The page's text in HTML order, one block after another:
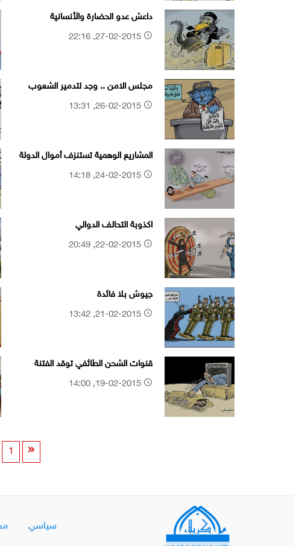
داعش عدو الحضارة والأنسانية
مجلس الامن .. وجد لتدمير الشعوب
المشاريع الوهمية تستنزف أموال الدولة
اكذوبة التحالف الدوالي
جيوش بلا فائدة
قنوات الشحن الطائفي توقد الفتنة
1
سياسي